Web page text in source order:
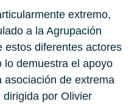
extremo,
a la Agrupación
estos diferentes actores
lo demuestra el apoyo
asociación de extrema
por Olivier